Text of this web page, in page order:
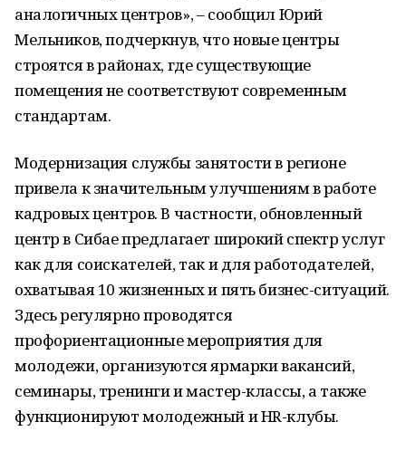
аналогичных центров», – сообщил Юрий
Мельников, подчеркнув, что новые центры
строятся в районах, где существующие
помещения не соответствуют современным
стандартам.
Модернизация службы занятости в регионе
привела к значительным улучшениям в работе
кадровых центров. В частности, обновленный
центр в Сибае предлагает широкий спектр услуг
как для соискателей, так и для работодателей,
охватывая 10 жизненных и пять бизнес-ситуаций.
Здесь регулярно проводятся
профориентационные мероприятия для
молодежи, организуются ярмарки вакансий,
семинары, тренинги и мастер-классы, а также
функционируют молодежный и HR-клубы.